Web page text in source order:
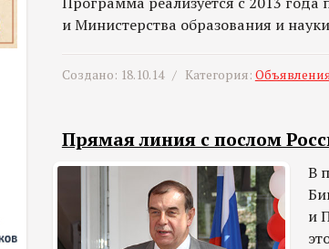
и Министерства образования и
Создано: 18.10.14 / Категория:
Прямая линия с послом
В
и